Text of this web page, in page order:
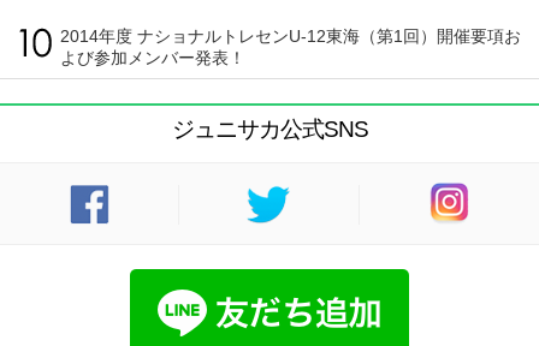
2014年度 ナショナルトレセンU-12東海（第1回）開催要項お
よび参加メンバー発表！
ジュニサカ公式SNS